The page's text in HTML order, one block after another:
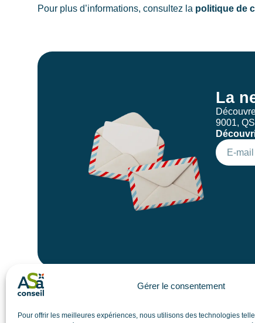
Gérer le consentement
Pour offrir les meilleures expériences, nous utilisons des technologies
Pour plus d’informations, consultez la politique de
La
9001,